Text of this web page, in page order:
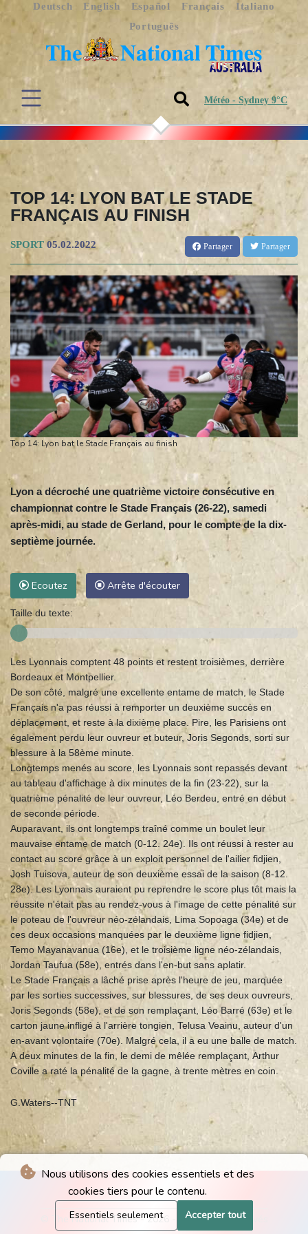
Nous utilisons des cookies essentiels et des
cookies tiers pour le contenu.
Essentiels seulement Accepter tout
Deutsch English Español Français
Italiano
Português
Météo - Sydney 9°C
TOP 14: LYON BAT LE STADE
FRANÇAIS AU FINISH
SPORT 05.02.2022 Partager Partager
Top 14: Lyon bat le Stade Français au finish
Lyon a décroché une quatrième victoire consécutive en
championnat contre le Stade Français (26-22), samedi
après-midi, au stade de Gerland, pour le compte de la dix-
septième journée.
Ecoutez Arrête d'écouter
Taille du texte:
Les Lyonnais comptent 48 points et restent troisièmes, derrière
Bordeaux et Montpellier.
De son côté, malgré une excellente entame de match, le Stade
Français n'a pas réussi à remporter un deuxième succès en
déplacement, et reste à la dixième place. Pire, les Parisiens ont
également perdu leur ouvreur et buteur, Joris Segonds, sorti sur
blessure à la 58ème minute.
Longtemps menés au score, les Lyonnais sont repassés devant
au tableau d'affichage à dix minutes de la fin (23-22), sur la
quatrième pénalité de leur ouvreur, Léo Berdeu, entré en début
de seconde période.
Auparavant, ils ont longtemps traîné comme un boulet leur
mauvaise entame de match (0-12. 24e). Ils ont réussi à rester au
contact au score grâce à un exploit personnel de l'ailier fidjien,
Josh Tuisova, auteur de son deuxième essai de la saison (8-12.
28e). Les Lyonnais auraient pu reprendre le score plus tôt mais la
réussite n'était pas au rendez-vous à l'image de cette pénalité sur
le poteau de l'ouvreur néo-zélandais, Lima Sopoaga (34e) et de
ces deux occasions manquées par le deuxième ligne fidjien,
Temo Mayanavanua (16e), et le troisième ligne néo-zélandais,
Jordan Taufua (58e), entrés dans l'en-but sans aplatir.
Le Stade Français a lâché prise après l'heure de jeu, marquée
par les sorties successives, sur blessures, de ses deux ouvreurs,
Joris Segonds (58e), et de son remplaçant, Léo Barré (63e) et le
carton jaune infligé à l'arrière tongien, Telusa Veainu, auteur d'un
en-avant volontaire (70e). Malgré cela, il a eu une balle de match.
A deux minutes de la fin, le demi de mêlée remplaçant, Arthur
Coville a raté la pénalité de la gagne, à trente mètres en coin.
G.Waters--TNT
© The National Times - 2026 - Tous droits réservés